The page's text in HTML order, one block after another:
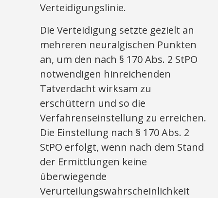
Verteidigungslinie.
Die Verteidigung setzte gezielt an
mehreren neuralgischen Punkten
an, um den nach § 170 Abs. 2 StPO
notwendigen hinreichenden
Tatverdacht wirksam zu
erschüttern und so die
Verfahrenseinstellung zu erreichen.
Die Einstellung nach § 170 Abs. 2
StPO erfolgt, wenn nach dem Stand
der Ermittlungen keine
überwiegende
Verurteilungswahrscheinlichkeit